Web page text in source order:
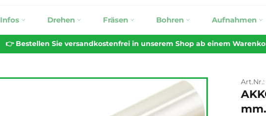
Infos Drehen Fräsen Bohren Aufnahmen
👉 Bestellen Sie versandkostenfrei in unserem Shop ab einem
Art.Nr.: